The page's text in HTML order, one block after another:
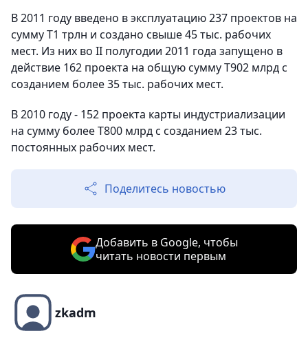
В 2011 году введено в эксплуатацию 237 проектов на
сумму Т1 трлн и создано свыше 45 тыс. рабочих
мест. Из них во II полугодии 2011 года запущено в
действие 162 проекта на общую сумму Т902 млрд с
созданием более 35 тыс. рабочих мест.
В 2010 году - 152 проекта карты индустриализации
на сумму более Т800 млрд с созданием 23 тыс.
постоянных рабочих мест.
Поделитесь новостью
Добавить в Google, чтобы
читать новости первым
zkadm